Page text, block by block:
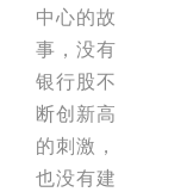
中心的故
事，没有
银行股不
断创新高
的刺激，
也没有建